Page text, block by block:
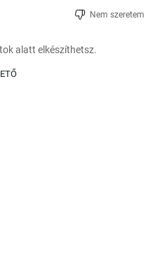
Nem szeretem
alatt elkészíthetsz.